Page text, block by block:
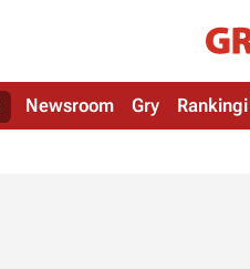
Newsroom Gry Rankingi